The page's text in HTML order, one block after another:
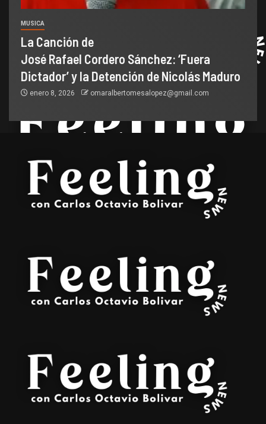
MUSICA
La Canción de
José Rafael Cordero Sánchez: ‘Fuera
Dictador’ y la Detención de Nicolás Maduro
enero 8, 2026 omaralbertomesalopez@gmail.com